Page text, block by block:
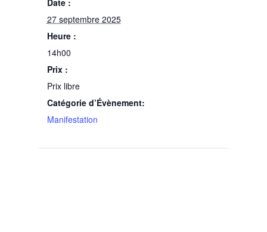
Date :
27 septembre 2025
Heure :
14h00
Prix :
Prix libre
Catégorie d’Évènement:
Manifestation